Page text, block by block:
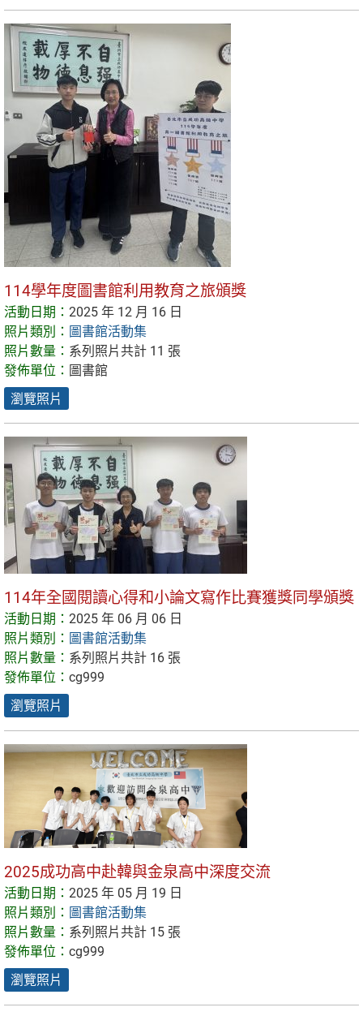
114學年度圖書館利用教育之旅頒獎
活動日期： 2025 年 12 月 16 日
照片類別： 圖書館活動集
照片數量： 系列照片共計 11 張
發佈單位： 圖書館
瀏覽照片
114年全國閱讀心得和小論文寫作比賽獲獎同學頒獎
活動日期： 2025 年 06 月 06 日
照片類別： 圖書館活動集
照片數量： 系列照片共計 16 張
發佈單位： cg999
瀏覽照片
2025成功高中赴韓與金泉高中深度交流
活動日期： 2025 年 05 月 19 日
照片類別： 圖書館活動集
照片數量： 系列照片共計 15 張
發佈單位： cg999
瀏覽照片